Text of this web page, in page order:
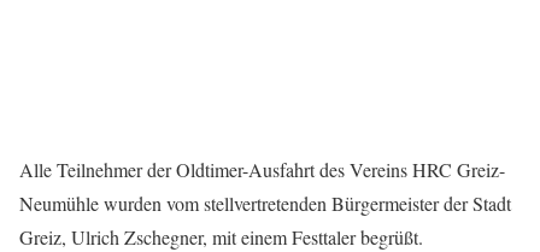
Alle Teilnehmer der Oldtimer-Ausfahrt des Vereins HRC Greiz-
Neumühle wurden vom stellvertretenden Bürgermeister der Stadt
Greiz, Ulrich Zschegner, mit einem Festtaler begrüßt.